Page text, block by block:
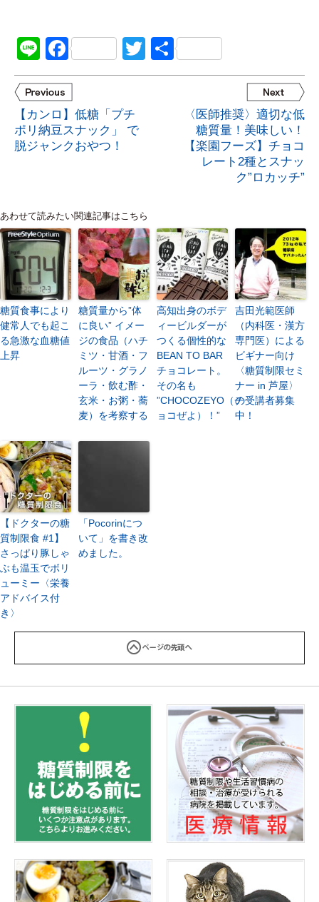
LineFacebookTwitter
共
有
【カンロ】低糖「プチ
ポリ納豆スナック」 で
脱ジャンクおやつ！
〈医師推奨〉適切な低
糖質量！美味しい！
【楽園フーズ】チョコ
レート2種とスナッ
ク”ロカッチ”
あわせて読みたい関連記事はこちら
糖質食事により
健常人でも起こ
る急激な血糖値
上昇
糖質量から”体
に良い” イメー
ジの食品（ハチ
ミツ・甘酒・フ
ルーツ・グラノ
ーラ・飲む酢・
玄米・お粥・蕎
麦）を考察する
高知出身のボデ
ィービルダーが
つくる個性的な
BEAN TO BAR
チョコレート。
その名も
”CHOCOZEYO（チ
ョコぜよ）！”
吉田光範医師
（内科医・漢方
専門医）による
ビギナー向け
〈糖質制限セミ
ナー in 芦屋〉
の受講者募集
中！
【ドクターの糖
質制限食 #1】
さっぱり豚しゃ
ぶも温玉でボリ
ューミー〈栄養
アドバイス付
き〉
「Pocorinにつ
いて」を書き改
めました。